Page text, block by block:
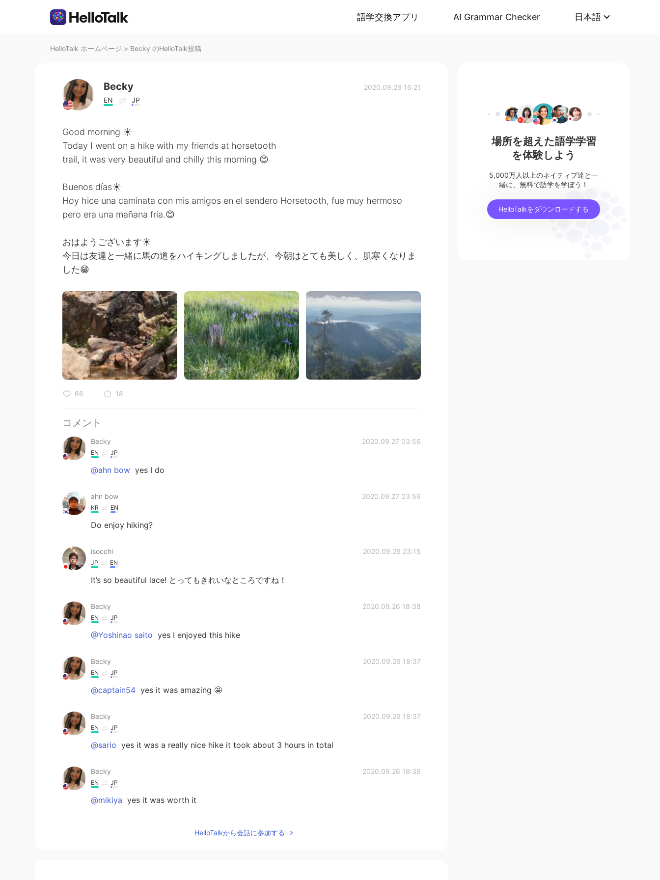
語学交換アプリ AI Grammar Checker 日本語
HelloTalk ホームページ > Becky のHelloTalk投稿
Becky
EN JP
2020.09.26 16:21
Good morning ☀️
Today I went on a hike with my friends at horsetooth
trail, it was very beautiful and chilly this morning 😊
Buenos días☀️
Hoy hice una caminata con mis amigos en el sendero Horsetooth, fue muy hermoso
pero era una mañana fría.😊
おはようございます☀️
今日は友達と一緒に馬の道をハイキングしましたが、今朝はとても美しく、肌寒くなりま
した😁
66 18
コメント
Becky 2020.09.27 03:56
EN JP
@ahn bow yes I do
ahn bow 2020.09.27 03:56
KR EN
Do enjoy hiking?
isocchi 2020.09.26 23:15
JP EN
It’s so beautiful lace! とってもきれいなところですね！
Becky 2020.09.26 18:38
EN JP
@Yoshinao saito yes I enjoyed this hike
Becky 2020.09.26 18:37
EN JP
@captain54 yes it was amazing 🤩
Becky 2020.09.26 18:37
EN JP
@sario yes it was a really nice hike it took about 3 hours in total
Becky 2020.09.26 18:36
EN JP
@mikiya yes it was worth it
HelloTalkから会話に参加する
場所を超えた語学学習
を体験しよう
5,000万人以上のネイティブ達と一
緒に、無料で語学を学ぼう！
HelloTalkをダウンロードする